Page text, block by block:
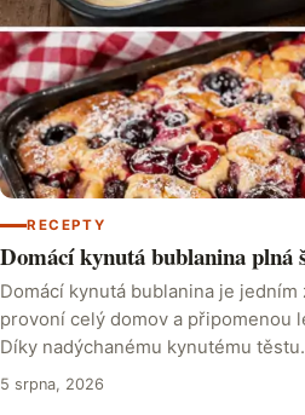
RECEPTY
Domácí kynutá bublanina plná
Domácí kynutá bublanina je
provoní celý domov a připomenou
Díky nadýchanému kynutému
5 srpna, 2026